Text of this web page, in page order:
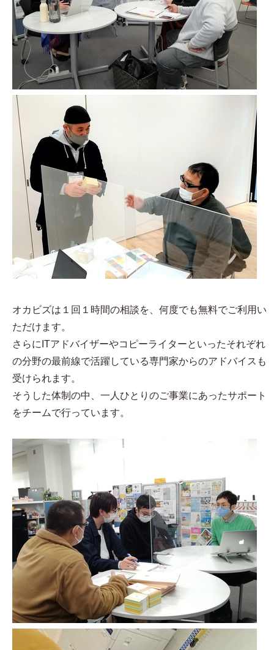
オカビズは１回１時間の相談を、何度でも無料でご利用い
ただけます。
さらにITアドバイザーやコピーライターといったそれぞれ
の分野の最前線で活躍している専門家からのアドバイスも
受けられます。
そうした体制の中、一人ひとりのご事業にあったサポート
をチームで行っています。